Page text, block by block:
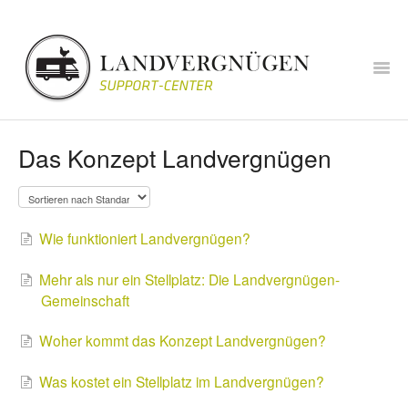
Das Konzept Landvergnügen
Wie funktioniert Landvergnügen?
Mehr als nur ein Stellplatz: Die Landvergnügen-
Gemeinschaft
Woher kommt das Konzept Landvergnügen?
Was kostet ein Stellplatz im Landvergnügen?